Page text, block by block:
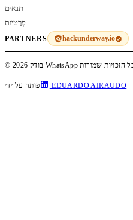
תנאים
פְּרָטִיוּת
PARTNERS hackunderway.io
פותח על ידי EDUARDO AIRAUDO